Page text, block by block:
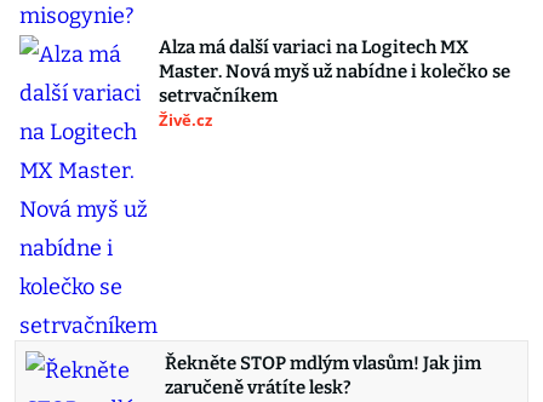
Alza má další variaci na Logitech MX
Master. Nová myš už nabídne i kolečko se
setrvačníkem
Živě.cz
Řekněte STOP mdlým vlasům! Jak jim
zaručeně vrátíte lesk?